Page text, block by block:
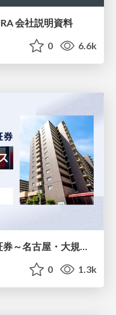
会社説明資料
0 6.6k
三井物産グループのデジタル証券～名古屋・大規模レジデンス～徹底解説セミナー
0 1.3k